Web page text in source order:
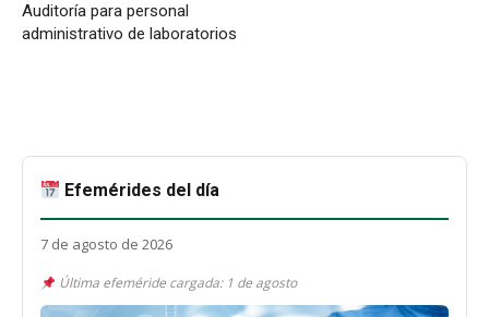
Auditoría para personal
administrativo de laboratorios
Efemérides del día
7 de agosto de 2026
Última efeméride cargada: 1 de agosto